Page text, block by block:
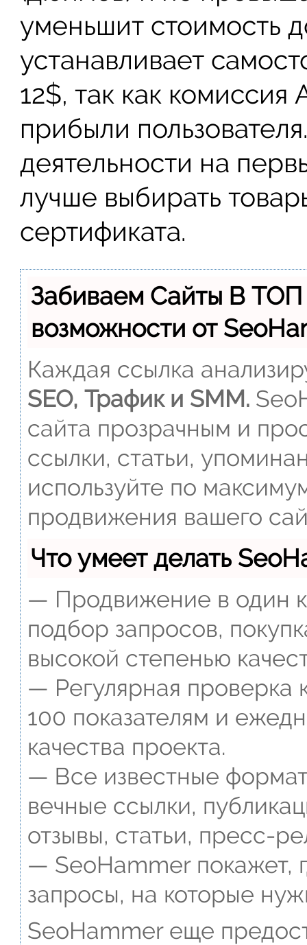
уменьшит стоимость
устанавливает
12$, так как комиссия
прибыли
деятельности на
лучше выбирать
сертификата.
Забиваем Сайты В
возможности от
Каждая ссылка
SEO, Трафик и SMM.
сайта прозрачным и
ссылки, статьи,
используйте по
продвижения вашего
Что умеет делать
— Продвижение в один
подбор запросов,
высокой степенью
— Регулярная проверка
100 показателям и
качества проекта.
— Все известные
вечные ссылки,
отзывы, статьи, пресс-
— SeoHammer покажет,
запросы, на которые
SeoHammer еще